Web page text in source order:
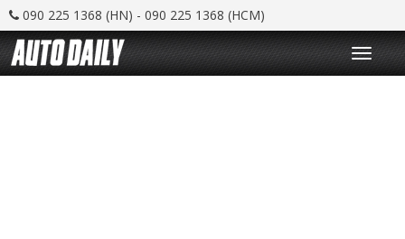
090 225 1368 (HN) - 090 225 1368 (HCM)
T
o
g